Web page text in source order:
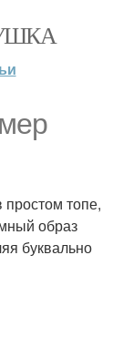
топе,
образ
буквально